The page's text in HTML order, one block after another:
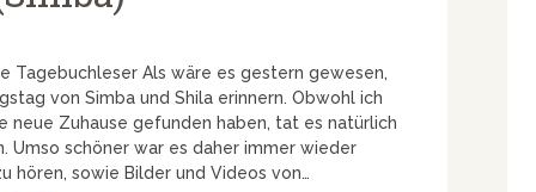
Tagebuchleser Als wäre es gestern gewesen,
von Simba und Shila erinnern. Obwohl ich
neue Zuhause gefunden haben, tat es natürlich
Umso schöner war es daher immer wieder
hören, sowie Bilder und Videos von…